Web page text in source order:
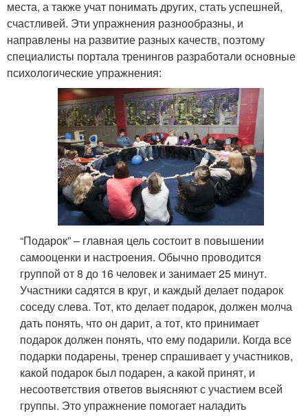
места, а также учат понимать других, стать успешней,
счастливей. Эти упражнения разнообразны, и
направлены на развитие разных качеств, поэтому
специалисты портала тренингов разработали основные
психологические упражнения:
“Подарок” – главная цель состоит в повышении
самооценки и настроения. Обычно проводится
группой от 8 до 16 человек и занимает 25 минут.
Участники садятся в круг, и каждый делает подарок
соседу слева. Тот, кто делает подарок, должен молча
дать понять, что он дарит, а тот, кто принимает
подарок должен понять, что ему подарили. Когда все
подарки подарены, тренер спрашивает у участников,
какой подарок был подарен, а какой принят, и
несоответствия ответов выясняют с участием всей
группы. Это упражнение помогает наладить